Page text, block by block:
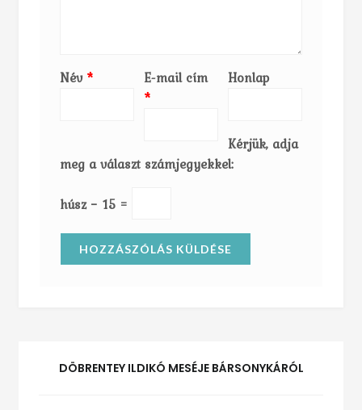
Név *
E-mail cím
*
Honlap
Kérjük, adja
meg a választ számjegyekkel:
húsz − 15 =
DÖBRENTEY ILDIKÓ MESÉJE BÁRSONYKÁRÓL